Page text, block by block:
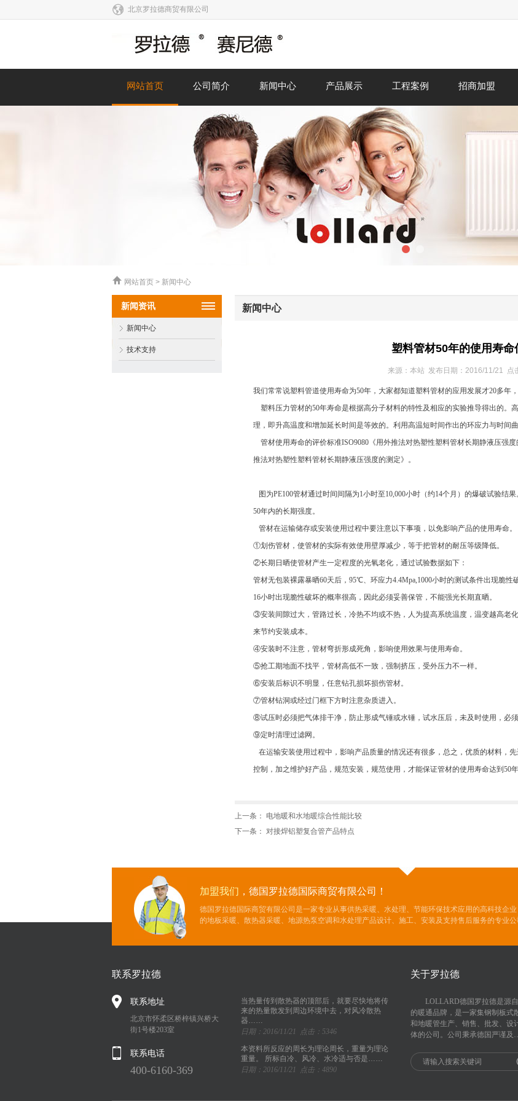
北京罗拉德商贸有限公司
网站首页 公司简介 新闻中心 产品展示 工程案例 招商加盟
网站首页 > 新闻中心
新闻资讯
新闻中心
技术支持
新闻中心
塑料管材50年的使用寿命
来源：本站 发布日期：2016/11/21 点
我们常常说塑料管道使用寿命为50年，大家都知道塑料管材的应用发展才20多年
塑料压力管材的50年寿命是根据高分子材料的特性及相应的实验推导得出的。
理，即升高温度和增加延长时间是等效的。利用高温短时间作出的环应力与时间
管材使用寿命的评价标准ISO9080《用外推法对热塑性塑料管材长期静液压强
推法对热塑性塑料管材长期静液压强度的测定》。
图为PE100管材通过时间间隔为1小时至10,000小时（约14个月）的爆破试验结
50年内的长期强度。
管材在运输储存或安装使用过程中要注意以下事项，以免影响产品的使用寿命。
①划伤管材，使管材的实际有效使用壁厚减少，等于把管材的耐压等级降低。
②长期日晒使管材产生一定程度的光氧老化，通过试验数据如下：
管材无包装裸露暴晒60天后，95℃、环应力4.4Mpa,1000小时的测试条件出现脆性
16小时出现脆性破坏的概率很高，因此必须妥善保管，不能强光长期直晒。
③安装间隙过大，管路过长，冷热不均或不热，人为提高系统温度，温变越高老
来节约安装成本。
④安装时不注意，管材弯折形成死角，影响使用效果与使用寿命。
⑤抢工期地面不找平，管材高低不一致，强制挤压，受外压力不一样。
⑥安装后标识不明显，任意钻孔损坏损伤管材。
⑦管材钻洞或经过门框下方时注意杂质进入。
⑧试压时必须把气体排干净，防止形成气锤或水锤，试水压后，未及时使用，必
⑨定时清理过滤网。
在运输安装使用过程中，影响产品质量的情况还有很多，总之，优质的材料 ，
控制， 加之维护好产品，规范安装，规范使用，才能保证管材的使用寿命达到50年
上一条： 电地暖和水地暖综合性能比较
下一条： 对接焊铝塑复合管产品特点
加盟我们 ，德国罗拉德国际商贸有限公司！
德国罗拉德国际商贸有限公司是一家专业从事供热采暖、水处理、节能环保技术应用的高科技企
的地板采暖、散热器采暖、地源热泵空调和水处理产品设计、施工、安装及支持售后服务的专业公
联系罗拉德
联系地址
北京市怀柔区桥梓镇兴桥大
街1号楼203室
联系电话
400-6160-369
当热量传到散热器的顶部后，就要尽快地将传
来的热量散发到周边环境中去，对风冷散热
器……
日期：2016/11/21 点击：5346
本资料所反应的周长为理论周长，重量为理论
重量。 所标自冷、风冷、水冷适与否是……
日期：2016/11/21 点击：4890
关于罗拉德
LOLLARD德国罗拉德是源
的暖通品牌，是一家集钢制板式
和地暖管生产、销售、批发、设
体的公司。公司秉承德国严谨